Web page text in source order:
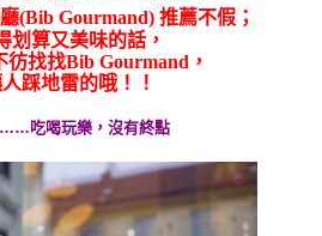
(Bib Gourmand) 推薦不假；
划算又美味的話，
彷找找Bib Gourmand，
踩地雷的哦！！
喝玩樂，沒有終點